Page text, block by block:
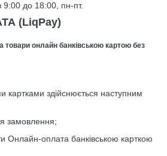
9:00 до 18:00, пн-пт.
(LiqPay)
онлайн банківською картою без
здійснюється наступним
замовлення;
Онлайн-оплата банківською карткою